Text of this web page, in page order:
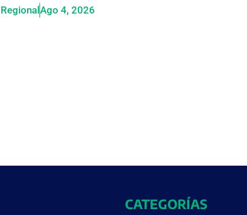
Regional Ago 4, 2026
CATEGORÍAS